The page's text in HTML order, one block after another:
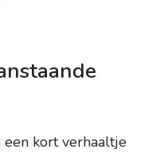
kort verhaaltje